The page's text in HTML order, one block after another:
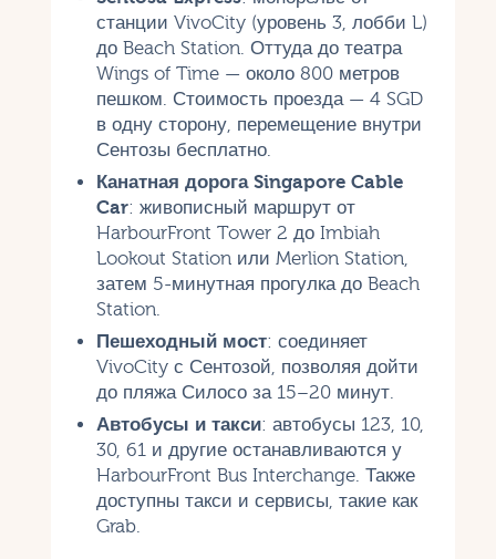
станции VivoCity (уровень 3, лобби L)
до Beach Station. Оттуда до театра
Wings of Time — около 800 метров
пешком. Стоимость проезда — 4 SGD
в одну сторону, перемещение внутри
Сентозы бесплатно.
Канатная дорога Singapore Cable
Car: живописный маршрут от
HarbourFront Tower 2 до Imbiah
Lookout Station или Merlion Station,
затем 5-минутная прогулка до Beach
Station.
Пешеходный мост: соединяет
VivoCity с Сентозой, позволяя дойти
до пляжа Силосо за 15–20 минут.
Автобусы и такси: автобусы 123, 10,
30, 61 и другие останавливаются у
HarbourFront Bus Interchange. Также
доступны такси и сервисы, такие как
Grab.